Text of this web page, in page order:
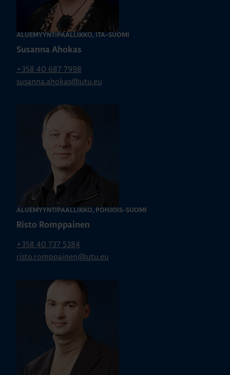
ALUEMYYNTIPÄÄLLIKKÖ, ITÄ-SUOMI
Susanna Ahokas
+358 40 687 7998
susanna.ahokas@utu.eu
ALUEMYYNTIPÄÄLLIKKÖ, POHJOIS-SUOMI
Risto Romppainen
+358 40 737 5384
risto.romppainen@utu.eu